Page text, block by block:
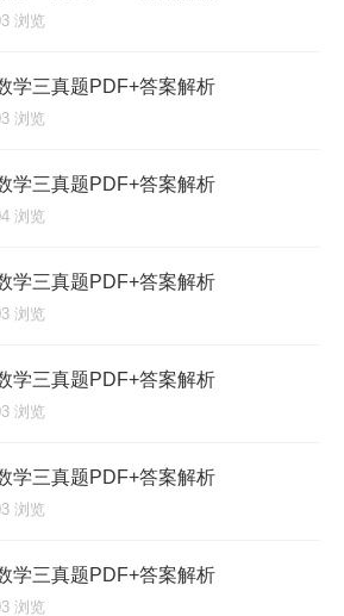
浏览
学三真题PDF+答案解析
浏览
学三真题PDF+答案解析
浏览
学三真题PDF+答案解析
浏览
学三真题PDF+答案解析
浏览
学三真题PDF+答案解析
浏览
学三真题PDF+答案解析
浏览